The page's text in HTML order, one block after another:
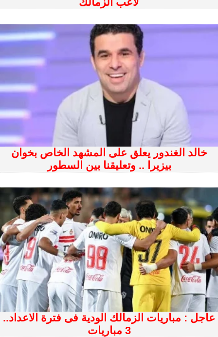
خالد الغندور يعلق على المشهد الخاص بخوان
بيزيرا .. وتعليقنا بين السطور
عاجل : مباريات الزمالك الودية فى فترة الاعداد..
3 مباريات